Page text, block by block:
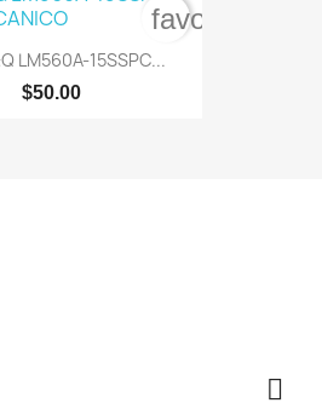
LM560A-15SSPC...
$50.00
